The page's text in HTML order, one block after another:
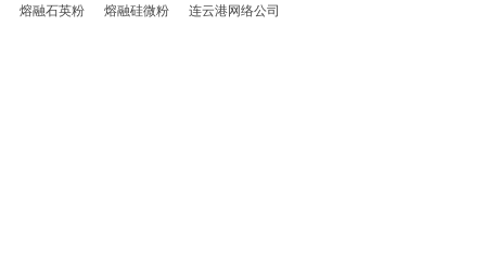
熔融石英粉
熔融硅微粉 连云港网络公司